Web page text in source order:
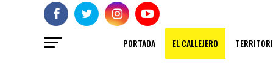
PORTADA EL CALLEJERO